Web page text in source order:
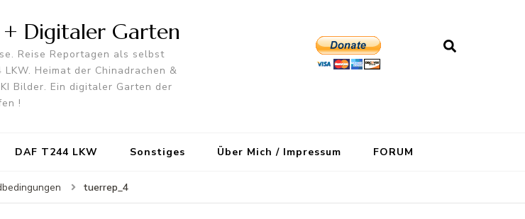
Digitaler Garten
Reise Reportagen als selbst
Heimat der Chinadrachen &
Bilder. Ein digitaler Garten der
!
DAF T244 LKW Sonstiges Über Mich / Impressum FORUM
tuerrep_4